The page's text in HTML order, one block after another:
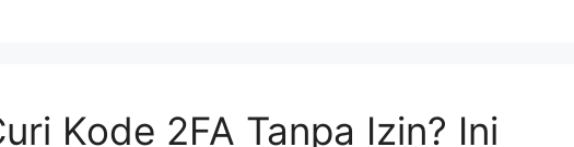
Kode 2FA Tanpa Izin? Ini